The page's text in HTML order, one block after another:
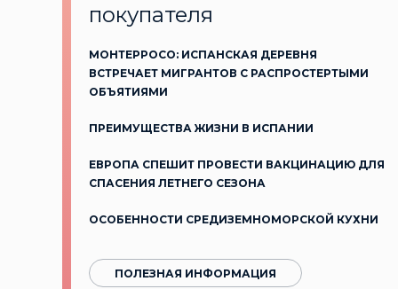
покупателя
МОНТЕРРОСО: ИСПАНСКАЯ ДЕРЕВНЯ
ВСТРЕЧАЕТ МИГРАНТОВ С РАСПРОСТЕРТЫМИ
ОБЪЯТИЯМИ
ПРЕИМУЩЕСТВА ЖИЗНИ В ИСПАНИИ
ЕВРОПА СПЕШИТ ПРОВЕСТИ ВАКЦИНАЦИЮ ДЛЯ
СПАСЕНИЯ ЛЕТНЕГО СЕЗОНА
ОСОБЕННОСТИ СРЕДИЗЕМНОМОРСКОЙ КУХНИ
ПОЛЕЗНАЯ ИНФОРМАЦИЯ